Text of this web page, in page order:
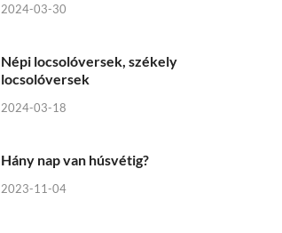
2024-03-30
Népi locsolóversek, székely
locsolóversek
2024-03-18
Hány nap van húsvétig?
2023-11-04